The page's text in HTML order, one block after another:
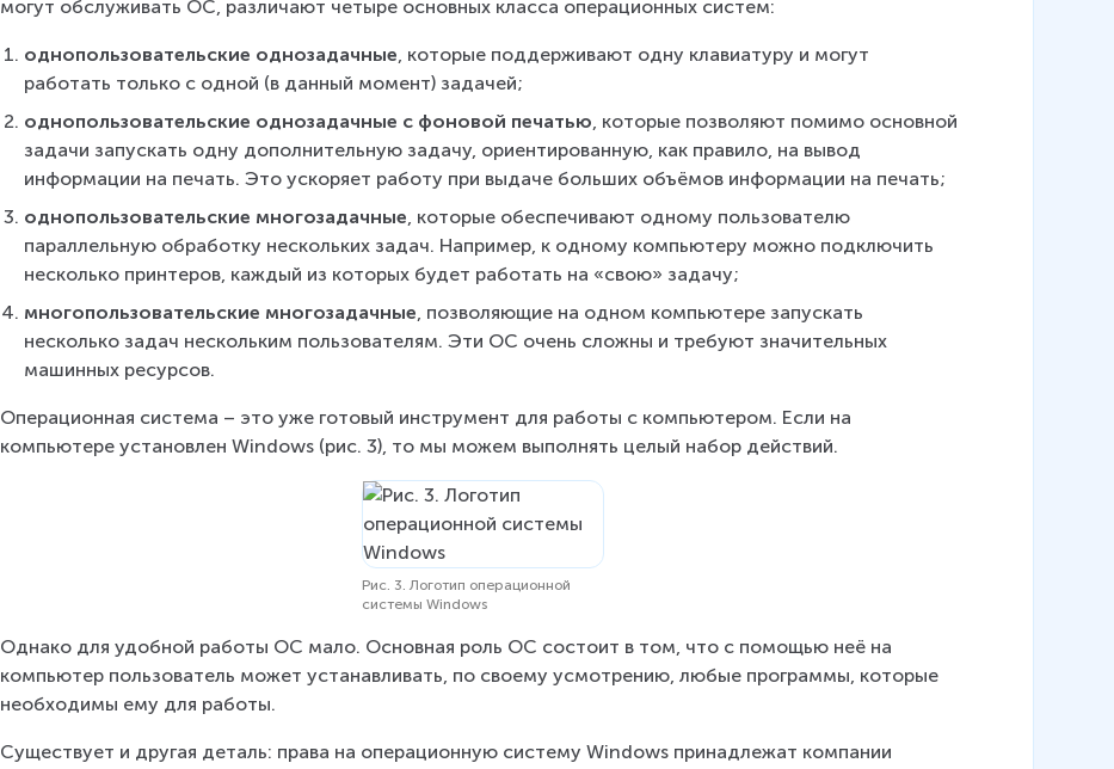
могут обслуживать ОС, различают четыре основных класса операционных систем:
однопользовательские однозадачные, которые поддерживают одну клавиатуру и могут
работать только с одной (в данный момент) задачей;
однопользовательские однозадачные с фоновой печатью, которые позволяют помимо основной
задачи запускать одну дополнительную задачу, ориентированную, как правило, на вывод
информации на печать. Это ускоряет работу при выдаче больших объёмов информации на печать;
однопользовательские многозадачные, которые обеспечивают одному пользователю
параллельную обработку нескольких задач. Например, к одному компьютеру можно подключить
несколько принтеров, каждый из которых будет работать на «свою» задачу;
многопользовательские многозадачные, позволяющие на одном компьютере запускать
несколько задач нескольким пользователям. Эти ОС очень сложны и требуют значительных
машинных ресурсов.
Операционная система – это уже готовый инструмент для работы с компьютером. Если на
компьютере установлен Windows (рис. 3), то мы можем выполнять целый набор действий.
Рис. 3. Логотип операционной
системы Windows
Однако для удобной работы ОС мало. Основная роль ОС состоит в том, что с помощью неё на
компьютер пользователь может устанавливать, по своему усмотрению, любые программы, которые
необходимы ему для работы.
Существует и другая деталь: права на операционную систему Windows принадлежат компании